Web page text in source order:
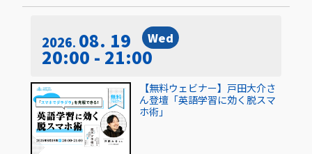
2026 08. 19 Wed
20:00 - 21:00
【無料ウェビナー】戸田大介さ
ん登壇「英語学習に効く脱スマ
ホ術」